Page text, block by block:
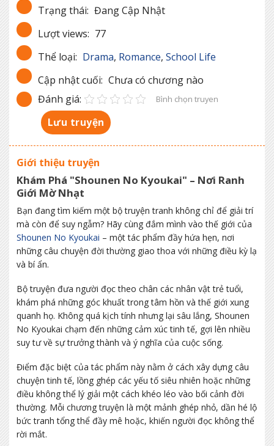
Trạng thái: Đang Cập Nhật
Lượt views: 77
Thể loại: Drama, Romance, School Life
Cập nhật cuối: Chưa có chương nào
Đánh giá:
Bình chọn truyen
Lưu truyện
Giới thiệu truyện
Khám Phá "Shounen No Kyoukai" – Nơi Ranh
Giới Mờ Nhạt
Bạn đang tìm kiếm một bộ truyện tranh không chỉ để giải trí
mà còn để suy ngẫm? Hãy cùng đắm mình vào thế giới của
Shounen No Kyoukai – một tác phẩm đầy hứa hẹn, nơi
những câu chuyện đời thường giao thoa với những điều kỳ lạ
và bí ẩn.
Bộ truyện đưa người đọc theo chân các nhân vật trẻ tuổi,
khám phá những góc khuất trong tâm hồn và thế giới xung
quanh họ. Không quá kịch tính nhưng lại sâu lắng, Shounen
No Kyoukai chạm đến những cảm xúc tinh tế, gợi lên nhiều
suy tư về sự trưởng thành và ý nghĩa của cuộc sống.
Điểm đặc biệt của tác phẩm này nằm ở cách xây dựng câu
chuyện tinh tế, lồng ghép các yếu tố siêu nhiên hoặc những
điều không thể lý giải một cách khéo léo vào bối cảnh đời
thường. Mỗi chương truyện là một mảnh ghép nhỏ, dần hé lộ
bức tranh tổng thể đầy mê hoặc, khiến người đọc không thể
rời mắt.